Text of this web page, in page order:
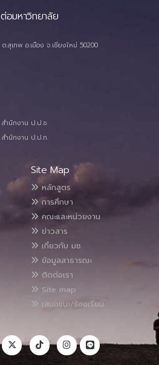
อมหาวิทยาลัย
สุเทพ อ.เมือง จ.เชียงใหม่ 50200
สำนักงาน ป.ป.ช.
สำนักงาน ป.ป.ท.
Site Map
หลักสูตร
การศึกษา
คณะและหน่วยงาน
ข่าวสาร
เกี่ยวกับ มช.
ข้อมูลสาธารณะ
ติดต่อเรา
Site map
เสนอแนะ/ร้องเรียน